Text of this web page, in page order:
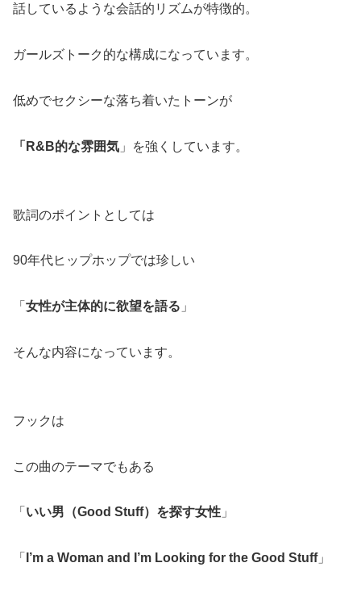
話しているような会話的リズムが特徴的。
ガールズトーク的な構成になっています。
低めでセクシーな落ち着いたトーンが
「R&B的な雰囲気 」を強くしています。
歌詞のポイントとしては
90年代ヒップホップでは珍しい
「 女性が主体的に欲望を語る 」
そんな内容になっています。
フックは
この曲のテーマでもある
「 いい男（Good Stuff）を探す女性 」
「 I’m a Woman and I’m Looking for the Good Stuff」